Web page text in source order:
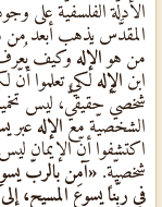
الأدلَّة الفلسفيّة على
المقدَّس يذهب أبعد
من هو الإله وكيف يُعرَف
ابن الإله لكي تعلموا أنّ لكم
شخصيٌّ حقيقيٌّ، ليس
الشخصيّة مع الإله عبر
اكتشفوا أنّ الإيمان
شخصيّةٍ. «آمِن بالربّ
في ربِّنا يسوع المسيح،